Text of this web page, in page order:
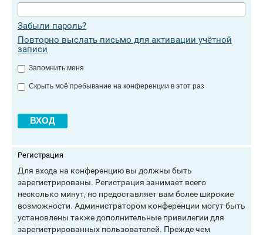
Забыли пароль?
Повторно выслать письмо для активации учётной
записи
Запомнить меня
Скрыть моё пребывание на конференции в этот раз
Регистрация
Для входа на конференцию вы должны быть
зарегистрированы. Регистрация занимает всего
несколько минут, но предоставляет вам более широкие
возможности. Администратором конференции могут быть
установлены также дополнительные привилегии для
зарегистрированных пользователей. Прежде чем